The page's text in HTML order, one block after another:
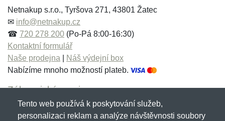
Jméno: *
E-mail:*
Netnakup s.r.o., Tyršova 271, 43801 Žatec
✉ info@netnakup.cz
☎ 720 278 200 (Po-Pá 8:00-16:30)
Kontaktní formulář
Naše prodejna
Náš výdejní box
Nabízíme mnoho možností plateb.
Zákaznický servis
Novinky emailem
Tento web používá k poskytování služeb,
personalizaci reklam a analýze návštěvnosti soubory